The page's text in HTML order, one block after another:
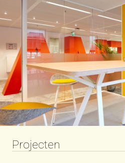
Projecten